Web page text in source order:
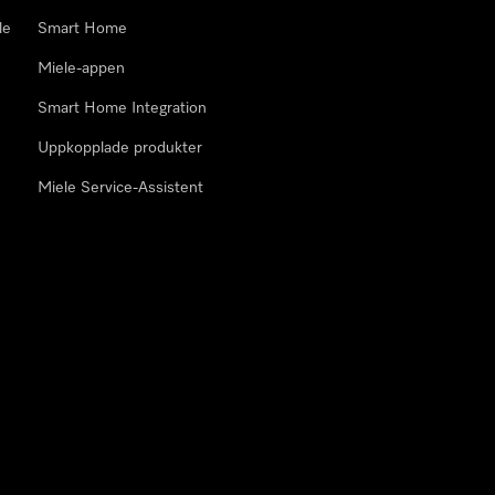
Smart Home
Miele-appen
Smart Home Integration
Uppkopplade produkter
Miele Service-Assistent